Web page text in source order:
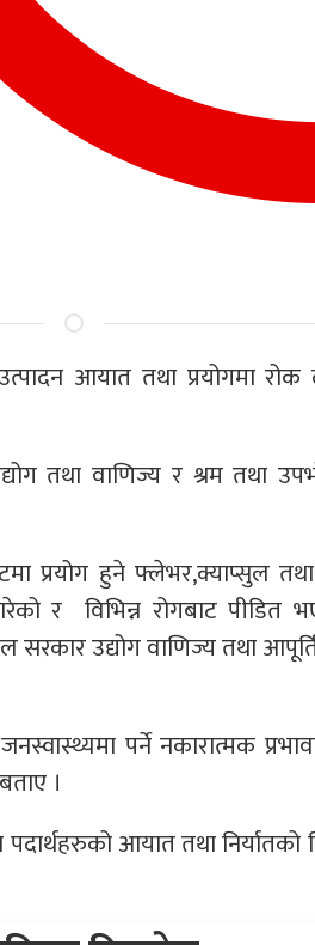
आयात तथा प्रयोगमा
तथा वाणिज्य र श्रम तथा
प्रयोग हुने फ्लेभर,क्याप्सुल
र विभिन्न रोगबाट पीडित
उद्योग वाणिज्य तथा
पर्ने नकारात्मक
।
आयात तथा